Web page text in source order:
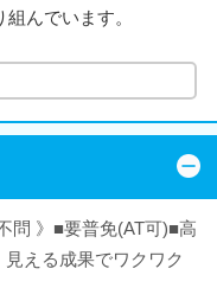
んでいます。
問 》■要普免(AT可)■高
える成果でワクワク